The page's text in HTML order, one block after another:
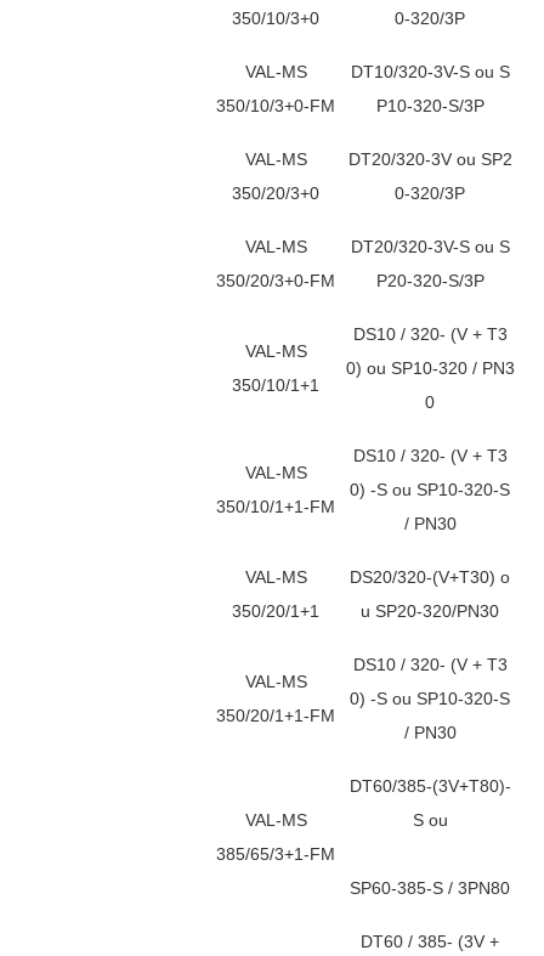
350/10/3+0
0-320/3P
VAL-MS
350/10/3+0-FM
DT10/320-3V-S ou S
P10-320-S/3P
VAL-MS
350/20/3+0
DT20/320-3V ou SP2
0-320/3P
VAL-MS
350/20/3+0-FM
DT20/320-3V-S ou S
P20-320-S/3P
VAL-MS
350/10/1+1
DS10 / 320- (V + T3
0) ou SP10-320 / PN3
0
VAL-MS
350/10/1+1-FM
DS10 / 320- (V + T3
0) -S ou SP10-320-S
/ PN30
VAL-MS
350/20/1+1
DS20/320-(V+T30) o
u SP20-320/PN30
VAL-MS
350/20/1+1-FM
DS10 / 320- (V + T3
0) -S ou SP10-320-S
/ PN30
VAL-MS
385/65/3+1-FM
DT60/385-(3V+T80)-
S ou
SP60-385-S / 3PN80
DT60 / 385- (3V +